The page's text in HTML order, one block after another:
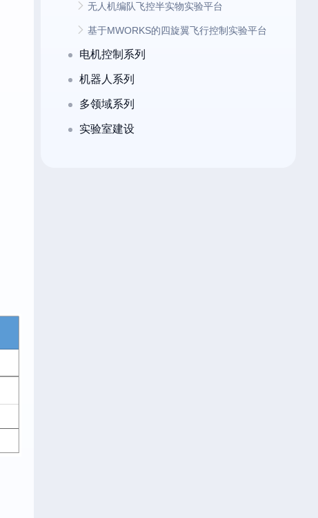
无人机编队飞控半实物实验平台
基于MWORKS的四旋翼飞行控制实验平台
电机控制系列
机器人系列
多领域系列
实验室建设